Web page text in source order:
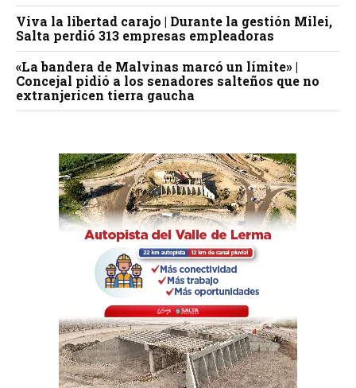
Viva la libertad carajo | Durante la gestión Milei,
Salta perdió 313 empresas empleadoras
«La bandera de Malvinas marcó un límite» |
Concejal pidió a los senadores salteños que no
extranjericen tierra gaucha